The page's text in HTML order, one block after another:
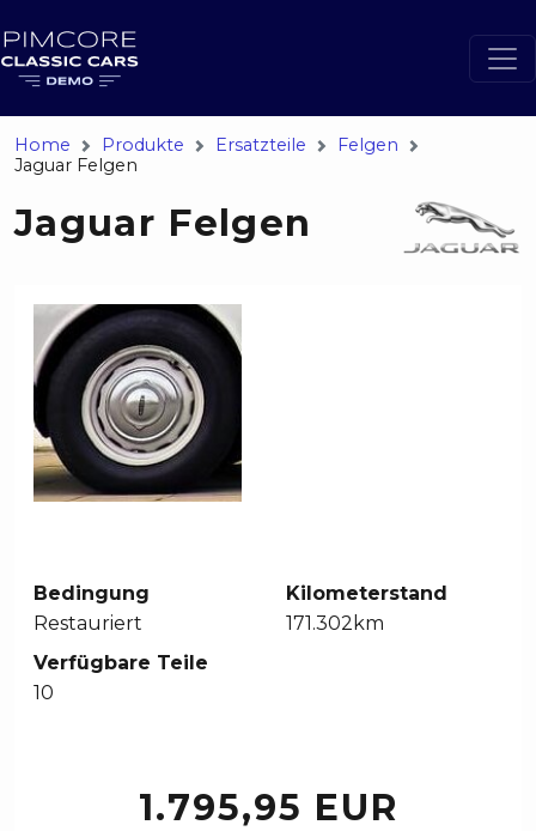
Home Produkte Ersatzteile
Felgen
Jaguar Felgen
Jaguar Felgen
Bedingung
Restauriert
Kilometerstand
171.302km
Verfügbare Teile
10
1.795,95 EUR